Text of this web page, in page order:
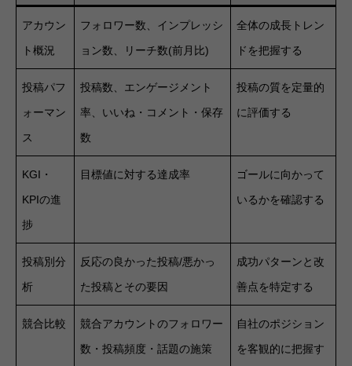
アカウン
ト概況
フォロワー数、インプレッシ
ョン数、リーチ数(前月比)
全体の成長トレン
ドを把握する
投稿パフ
ォーマン
ス
投稿数、エンゲージメント
率、いいね・コメント・保存
数
投稿の質を定量的
に評価する
KGI・
KPIの進
捗
目標値に対する達成率
ゴールに向かって
いるかを確認する
投稿別分
析
反応の良かった投稿/悪かっ
た投稿とその要因
成功パターンと改
善点を特定する
競合比較
競合アカウントのフォロワー
数・投稿頻度・話題の施策
自社のポジション
を客観的に把握す